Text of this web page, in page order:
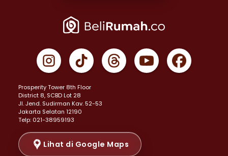
Properti Dijual di Jakarta Pusat >
Properti Dijual di Gambir >
Properti Dijual di Johar Baru >
Properti Dijual di Menteng >
Properti Dijual di Senen >
Properti Dijual di Tanah Abang >
Properti Dijual di Cikini >
Properti Dijual di Kramat >
Properti Dijual di Pasar Baru >
Prosperity Tower 8th Floor
District 8, SCBD Lot 28
JI. Jend. Sudirman Kav. 52-53
Jakarta Selatan 12190
Telp: 021-38959193
Lihat di Google Maps